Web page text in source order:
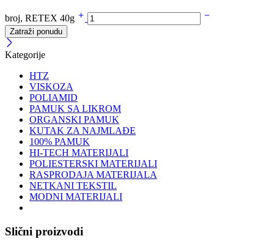
broj, RETEX 40g
Zatraži ponudu
Kategorije
HTZ
VISKOZA
POLIAMID
PAMUK SA LIKROM
ORGANSKI PAMUK
KUTAK ZA NAJMLAĐE
100% PAMUK
HI-TECH MATERIJALI
POLIESTERSKI MATERIJALI
RASPRODAJA MATERIJALA
NETKANI TEKSTIL
MODNI MATERIJALI
Slični proizvodi